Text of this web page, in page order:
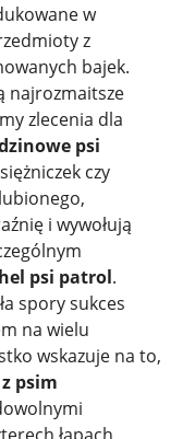
w
z
bajek.
najrozmaitsze
zlecenia dla
psi
czy
i wywołują
psi patrol.
spory sukces
na wielu
wskazuje na to,
psim